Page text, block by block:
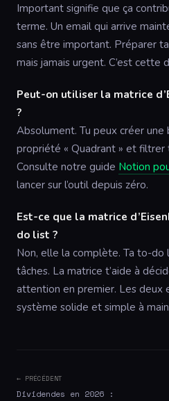
Important signifie que ça
terme. Un email qui arrive
sans être important. Préparer
mais jamais urgent. C’est cette
Peut-on utiliser la matrice
?
Absolument. Tu peux créer une
propriété « Quadrant » et filtrer
Consulte notre guide Notion
lancer sur l’outil depuis zéro.
Est-ce que la matrice
do list ?
Non, elle la complète. Ta to-
tâches. La matrice t’aide à
attention en premier. Les deux
système solide et simple à
← PRÉCÉDENT
Dividendes en 2026 :